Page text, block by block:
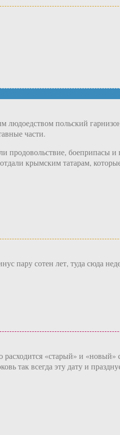
польский
части.
продовольствие, боеприпасы
крымским татарам,
пару сотен лет, туда сюда
«старый» и
так всегда эту дату и